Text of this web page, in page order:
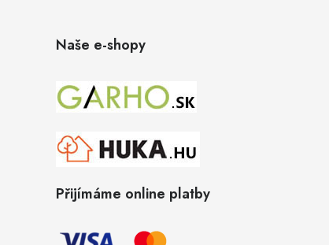
Naše e-shopy
Přijímáme online platby